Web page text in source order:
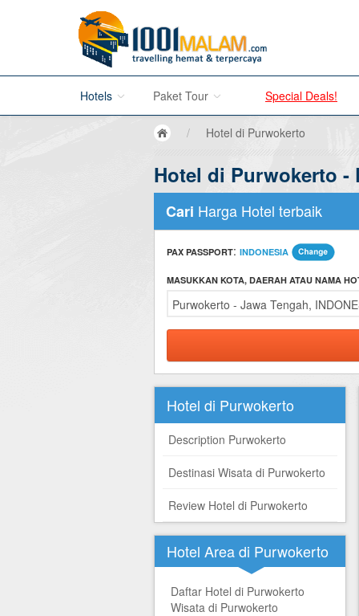
Hotels
Hotel di Bandung
Hotel di Yogyakarta
Hotel di Solo (Surakarta)
Hotel di Semarang
Paket Tour
Promo Paket Tour Wisata
Tour di Bromo
Tour di Banyuwangi
Tour di Bali
Tour di Yogya
Tour di Komodo
Tour di Lombok
Tour di Flores
Tour di Danau Toba, Medan
Tour di Singapore
Special Deals!
/ Hotel di Purwokerto
Hotel di Purwokerto -
Cari Harga Hotel terbaik
PAX PASSPORT: INDONESIA
MASUKKAN KOTA, DAERAH ATAU NAMA
Hotel di Purwokerto
Description Purwokerto
Destinasi Wisata di Purwokerto
Review Hotel di Purwokerto
Hotel Area di Purwokerto
Daftar Hotel di Purwokerto
Wisata di Purwokerto